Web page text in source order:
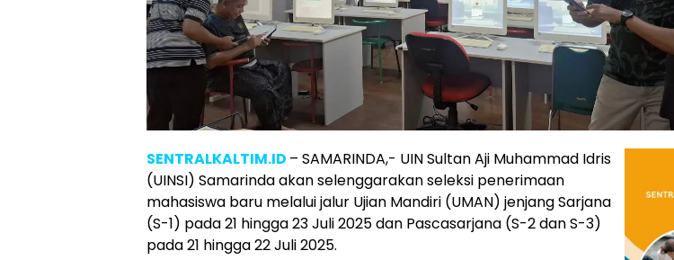
SENTRALKALTIM.ID – SAMARINDA,- UIN Sultan Aji Muhammad Idris
(UINSI) Samarinda akan selenggarakan seleksi penerimaan
mahasiswa baru melalui jalur Ujian Mandiri (UMAN) jenjang Sarjana
(S-1) pada 21 hingga 23 Juli 2025 dan Pascasarjana (S-2 dan S-3)
pada 21 hingga 22 Juli 2025.